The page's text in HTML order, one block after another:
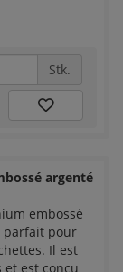
Stk.
argenté
embossé
parfait pour
Il est
est conçu